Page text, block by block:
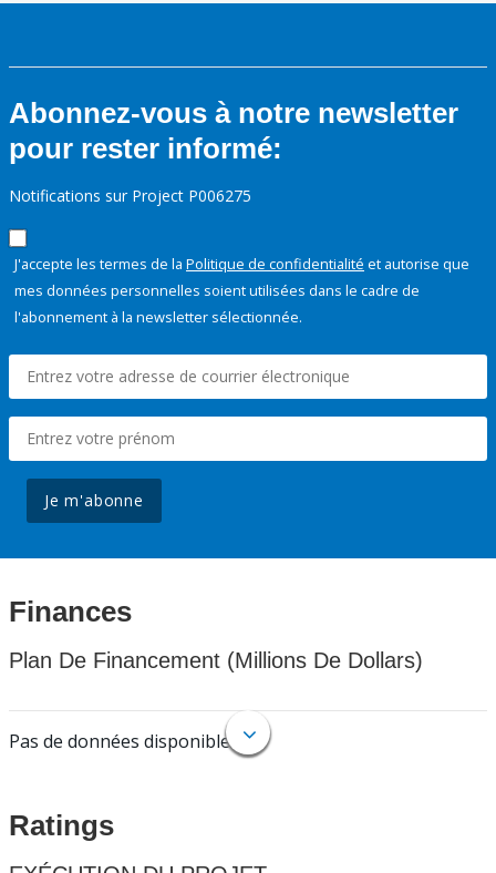
Abonnez-vous à notre newsletter
pour rester informé:
Notifications sur Project P006275
J'accepte les termes de la Politique de confidentialité et autorise que
mes données personnelles soient utilisées dans le cadre de
l'abonnement à la newsletter sélectionnée.
Je m'abonne
Finances
Plan De Financement (Millions De Dollars)
Pas de données disponibles.
Ratings